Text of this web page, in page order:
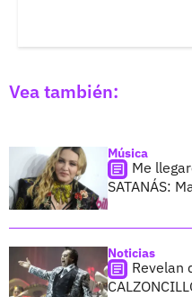
Vea también:
Música
Me
SATANÁS:
Noticias
Revelan